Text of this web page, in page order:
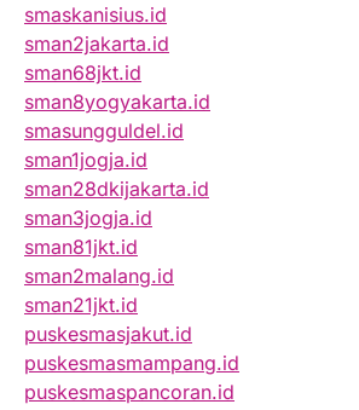
smaskanisius.id
sman2jakarta.id
sman68jkt.id
sman8yogyakarta.id
smasungguldel.id
sman1jogja.id
sman28dkijakarta.id
sman3jogja.id
sman81jkt.id
sman2malang.id
sman21jkt.id
puskesmasjakut.id
puskesmasmampang.id
puskesmaspancoran.id